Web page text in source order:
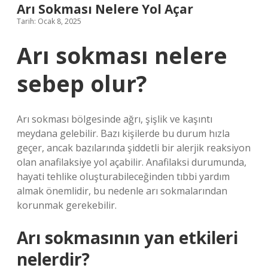
Arı Sokması Nelere Yol Açar
Tarih: Ocak 8, 2025
Arı sokması nelere
sebep olur?
Arı sokması bölgesinde ağrı, şişlik ve kaşıntı
meydana gelebilir. Bazı kişilerde bu durum hızla
geçer, ancak bazılarında şiddetli bir alerjik reaksiyon
olan anafilaksiye yol açabilir. Anafilaksi durumunda,
hayati tehlike oluşturabileceğinden tıbbi yardım
almak önemlidir, bu nedenle arı sokmalarından
korunmak gerekebilir.
Arı sokmasının yan etkileri
nelerdir?